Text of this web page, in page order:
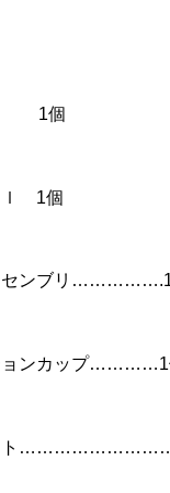
ｇ 1個
ｌ 1個
センブリ
ョンカップ…………1
ット